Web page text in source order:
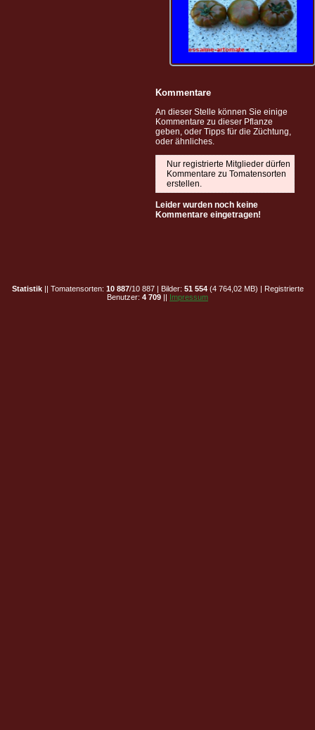
Kommentare
An dieser Stelle können Sie einige
Kommentare zu dieser Pflanze
geben, oder Tipps für die Züchtung,
oder ähnliches.
Nur registrierte Mitglieder dürfen
Kommentare zu Tomatensorten
erstellen.
Leider wurden noch keine
Kommentare eingetragen!
Statistik|| Tomatensorten: 10 887/10 887 | Bilder: 51 554(4 764,02 MB) | Registrierte
Benutzer: 4 709 || Impressum